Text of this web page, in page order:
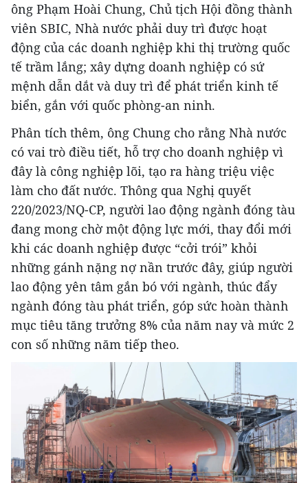
ông Phạm Hoài Chung, Chủ tịch Hội đồng thành
viên SBIC, Nhà nước phải duy trì được hoạt
động của các doanh nghiệp khi thị trường quốc
tế trầm lắng; xây dựng doanh nghiệp có sứ
mệnh dẫn dắt và duy trì để phát triển kinh tế
biển, gắn với quốc phòng-an ninh.
Phân tích thêm, ông Chung cho rằng Nhà nước
có vai trò điều tiết, hỗ trợ cho doanh nghiệp vì
đây là công nghiệp lõi, tạo ra hàng triệu việc
làm cho đất nước. Thông qua Nghị quyết
220/2023/NQ-CP, người lao động ngành đóng tàu
đang mong chờ một động lực mới, thay đổi mới
khi các doanh nghiệp được “cởi trói” khỏi
những gánh nặng nợ nần trước đây, giúp người
lao động yên tâm gắn bó với ngành, thúc đẩy
ngành đóng tàu phát triển, góp sức hoàn thành
mục tiêu tăng trưởng 8% của năm nay và mức 2
con số những năm tiếp theo.